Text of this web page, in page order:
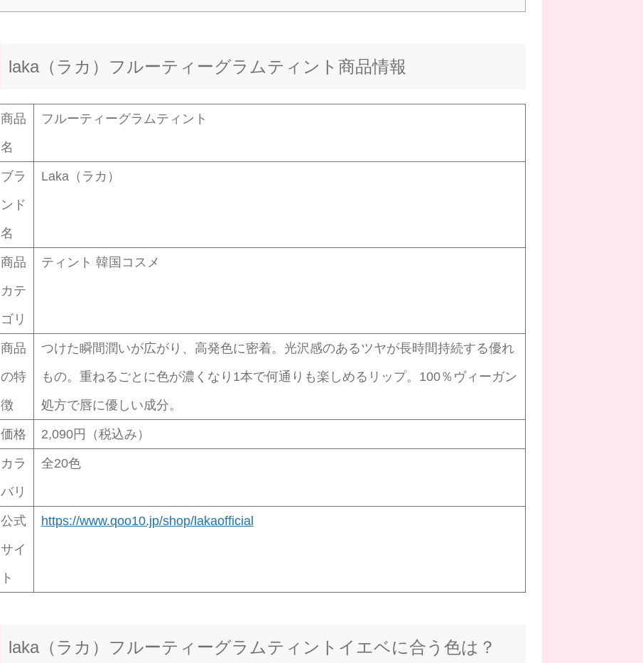
laka（ラカ）フルーティーグラムティント商品情報
商品
名
フルーティーグラムティント
ブラ
ンド
名
Laka（ラカ）
商品
カテ
ゴリ
ティント 韓国コスメ
商品
の特
徴
つけた瞬間潤いが広がり、高発色に密着。光沢感のあるツヤが長時間持続する優れ
もの。重ねるごとに色が濃くなり1本で何通りも楽しめるリップ。100％ヴィーガン
処方で唇に優しい成分。
価格 2,090円（税込み）
カラ
バリ
全20色
公式
サイ
ト
https://www.qoo10.jp/shop/lakaofficial
laka（ラカ）フルーティーグラムティントイエベに合う色は？